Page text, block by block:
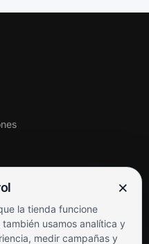
×
la tienda funcione
usamos analítica y
medir campañas y